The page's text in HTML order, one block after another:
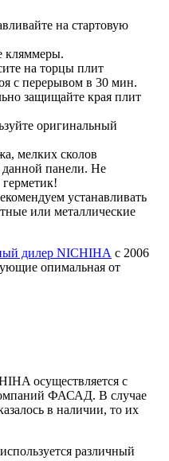
на стартовую
кляммеры.
на торцы плит
с перерывом в 30 мин.
защищайте края плит
оригинальный
мелких сколов
данной панели. Не
устанавливать
или металлические
дилер NICHIHA с 2006
опимальная от
осуществляется с
ФАСАД. В случае
в наличии, то их
различный